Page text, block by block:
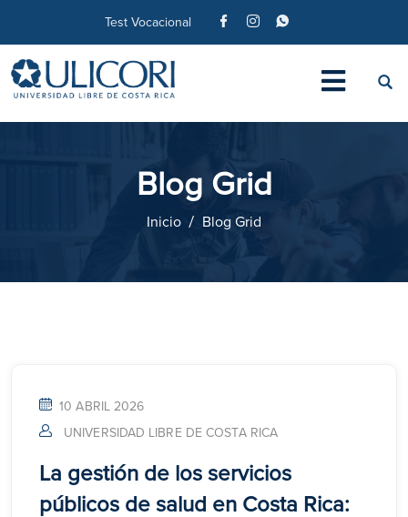
Test Vocacional
Blog Grid
Inicio Blog Grid
10 ABRIL 2026
UNIVERSIDAD LIBRE DE COSTA RICA
La gestión de los servicios
públicos de salud en Costa Rica: